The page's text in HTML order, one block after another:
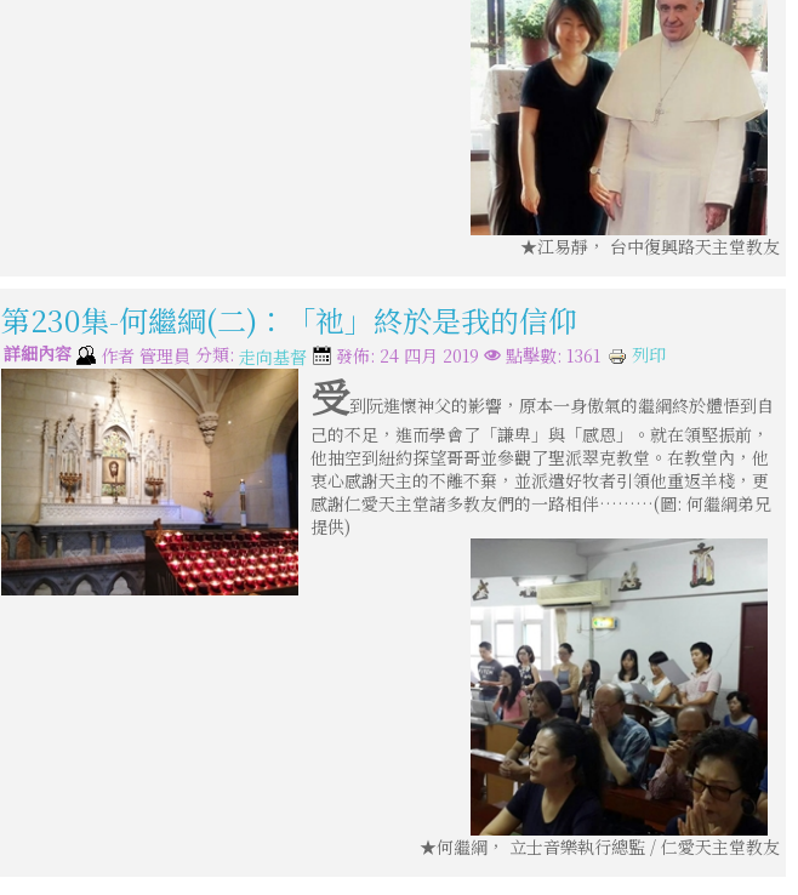
★江易靜， 台中復興路天主堂教友
第230集-何繼綱(二)：「祂」終於是我的信仰
詳細內容 作者 管理員 分類: 走向基督 發佈: 24 四月 2019 點擊數: 1361 列印
受到阮進懷神父的影響，原本一身傲氣的繼綱終於體悟到自
己的不足，進而學會了「謙卑」與「感恩」。就在領堅振前，
他抽空到紐約探望哥哥並參觀了聖派翠克教堂。在教堂內，他
衷心感謝天主的不離不棄，並派遣好牧者引領他重返羊棧，更
感謝仁愛天主堂諸多教友們的一路相伴………(圖: 何繼綱弟兄
提供)
★何繼綱， 立士音樂執行總監 / 仁愛天主堂教友